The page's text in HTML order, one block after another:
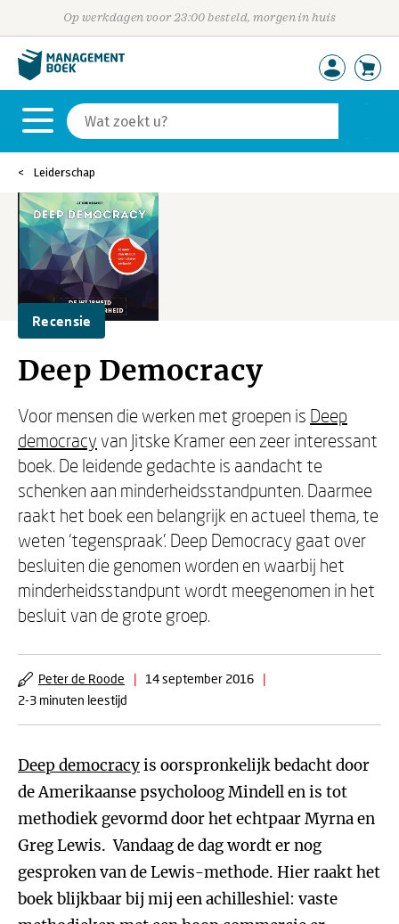
Op werkdagen voor 23:00 besteld, morgen in huis
Leiderschap
Recensie
Deep Democracy
Voor mensen die werken met groepen is Deep
democracy van Jitske Kramer een zeer interessant
boek. De leidende gedachte is aandacht te
schenken aan minderheidsstandpunten. Daarmee
raakt het boek een belangrijk en actueel thema, te
weten ‘tegenspraak’. Deep Democracy gaat over
besluiten die genomen worden en waarbij het
minderheidsstandpunt wordt meegenomen in het
besluit van de grote groep.
Peter de Roode | 14 september 2016
|
2-3 minuten leestijd
Deep democracyis oorspronkelijk bedacht door
de Amerikaanse psycholoog Mindell en is tot
methodiek gevormd door het echtpaar Myrna en
Greg Lewis. Vandaag de dag wordt er nog
gesproken van de Lewis-methode. Hier raakt het
boek blijkbaar bij mij een achilleshiel: vaste